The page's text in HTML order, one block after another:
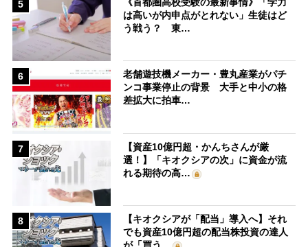
5
は高いが内申点がとれない」生徒はど
う戦う？ 東…
6
老舗遊技機メーカー・豊丸産業がパチ
ンコ事業停止の背景 大手と中小の格
差拡大に拍車…
7
【資産10億円超・かんちさんが厳
選！】「キオクシアの次」に資金が流
れる期待の高…
8
【キオクシアが「配当」導入へ】それ
でも資産10億円超の配当株投資の達人